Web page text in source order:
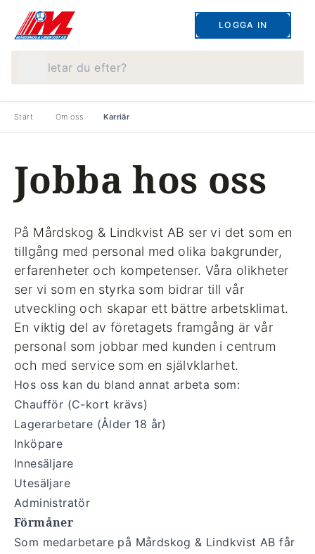
LOGGA IN
Start Om oss Karriär
Jobba hos oss
På Mårdskog & Lindkvist AB ser vi det som en
tillgång med personal med olika bakgrunder,
erfarenheter och kompetenser. Våra olikheter
ser vi som en styrka som bidrar till vår
utveckling och skapar ett bättre arbetsklimat.
En viktig del av företagets framgång är vår
personal som jobbar med kunden i centrum
och med service som en självklarhet.
Hos oss kan du bland annat arbeta som:
Chaufför (C-kort krävs)
Lagerarbetare (Ålder 18 år)
Inköpare
Innesäljare
Utesäljare
Administratör
Förmåner
Som medarbetare på Mårdskog & Lindkvist AB får